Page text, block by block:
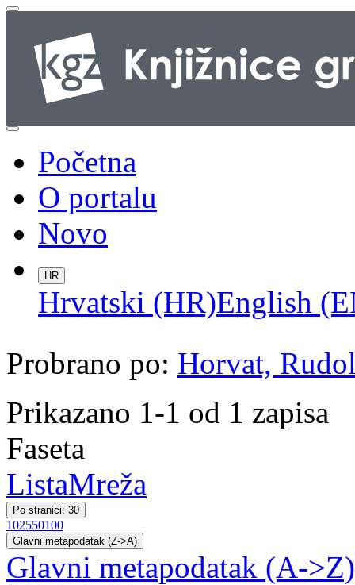
Početna
O portalu
Novo
HR
Hrvatski (HR)English
Probrano po: Horvat,
Prikazano 1-1 od 1 zapisa
Faseta
ListaMreža
Po stranici: 30
102550100
Glavni metapodatak (Z->A)
Glavni metapodatak (A->Z)